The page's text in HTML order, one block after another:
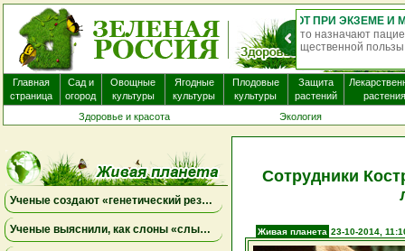
Главная
страница
Сад и
огород
Овощные
культуры
Ягодные
культуры
Плодовые
культуры
Защита
растений
растения
Здоровье и красота
Экология
Ученые создают «генетический резерв» коал, замораживая яйцеклетки и сперматозоиды
Ученые выяснили, как слоны «слышат» шаги и передают сообщения через землю
Сотрудники
Живая планета 23-10-2014,